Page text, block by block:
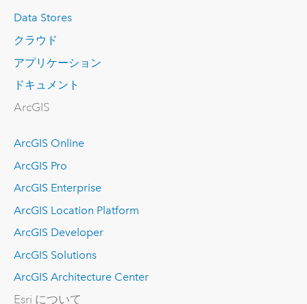
Data Stores
クラウド
アプリケーション
ドキュメント
ArcGIS
ArcGIS Online
ArcGIS Pro
ArcGIS Enterprise
ArcGIS Location Platform
ArcGIS Developer
ArcGIS Solutions
ArcGIS Architecture Center
Esri について